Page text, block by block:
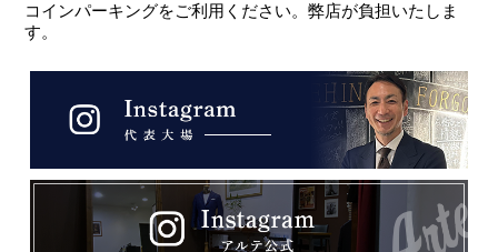
コインパーキングをご利用ください。弊店が負担いたしま
す。